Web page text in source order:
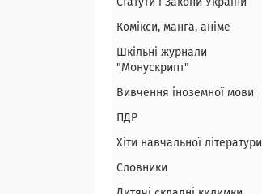
Статути і Закони України
Комікси, манга, аніме
Шкільні журнали
"Монускрипт"
Вивчення іноземної мови
ПДР
Хіти навчальної літератури
Словники